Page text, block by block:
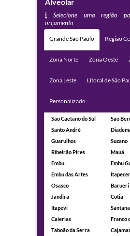
Alveolar
Selecione uma região
orçamento
Grande São Paulo Região
Zona Norte Zona Oeste
Zona Leste Litoral de São
Personalizado
São Caetano do Sul
São
Santo André
Guarulhos
Suzano
Ribeirão Pires
Mauá
Embu
Embu
Embu das Artes
Osasco
Barueri
Jandira
Cotia
Itapevi
Caierias
Franco
Taboão da Serra